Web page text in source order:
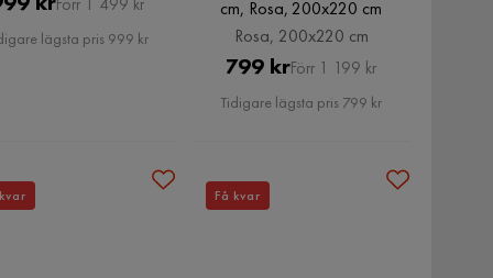
Pris
Förr 1 499 kr
lägsta pris 999 kr
cm, Rosa, 200x220 cm
Rosa, 200x220 cm
Pris
799 kr Original
Pris
Förr 1 199 kr
Tidigare lägsta pris 799 kr
Få kvar